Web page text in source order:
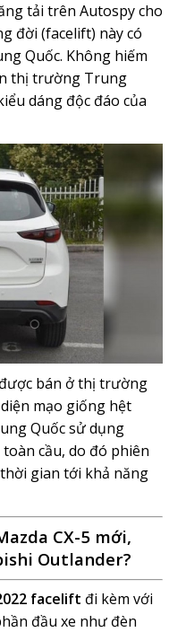
tải trên Autospycho
đời (facelift) này có
Quốc. Không hiếm
thị trường Trung
dáng độc đáo của
được bán ở thị trường
mạo giống hệt
Quốc sử dụng
cầu, do đó phiên
gian tới khả năng
CX-5 mới,
Outlander?
facelift đi kèm với
đầu xe như đèn